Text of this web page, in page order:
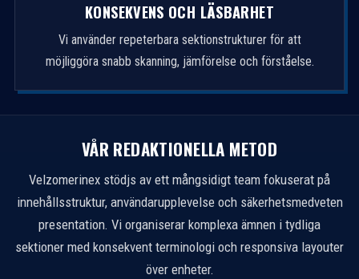
KONSEKVENS OCH LÄSBARHET
Vi använder repeterbara sektionstrukturer för att
möjliggöra snabb skanning, jämförelse och förståelse.
VÅR REDAKTIONELLA METOD
Velzomerinex stödjs av ett mångsidigt team fokuserat på
innehållsstruktur, användarupplevelse och säkerhetsmedveten
presentation. Vi organiserar komplexa ämnen i tydliga
sektioner med konsekvent terminologi och responsiva layouter
över enheter.